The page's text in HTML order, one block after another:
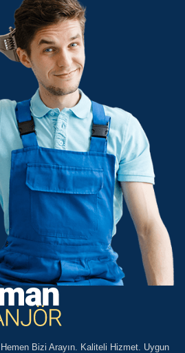
Bizi Arayın. Kaliteli Hizmet. Uygun